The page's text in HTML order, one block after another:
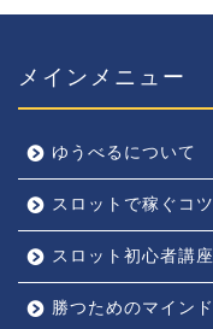
メインメニュー
ゆうべるについて
スロットで稼ぐコツ
スロット初心者講座
勝つためのマインド